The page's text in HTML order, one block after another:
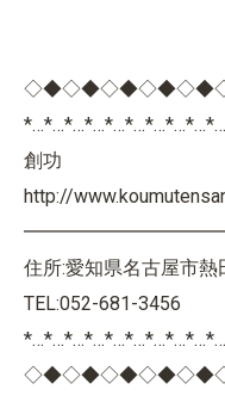
創功
http://
住所:愛知県名古屋市
TEL:052-681-3456